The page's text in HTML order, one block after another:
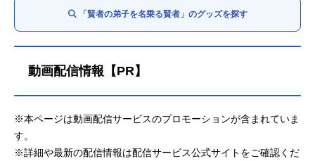
「賢者の弟子を名乗る賢者」のグッズを探す
動画配信情報【PR】
※本ページは動画配信サービスのプロモーションが含まれていま
す。
※詳細や最新の配信情報は配信サービス公式サイトをご確認くだ